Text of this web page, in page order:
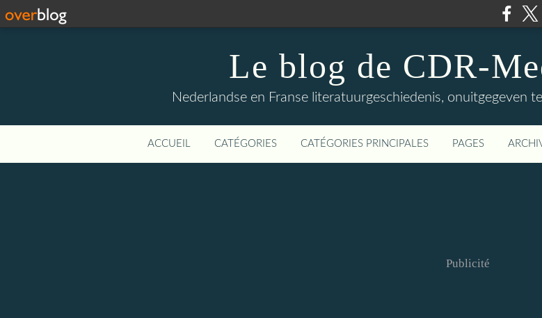
Le blog de CDR-
Nederlandse en Franse literatuurgeschiedenis, onuitgegeven
ACCUEIL CATÉGORIES CATÉGORIES PRINCIPALES PAGES
Publicité